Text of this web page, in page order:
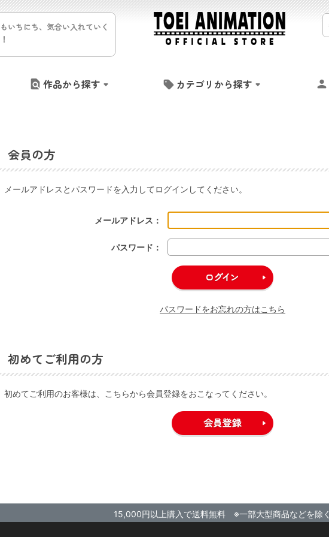
いちにち、気合い入れていく
作品から探す カテゴリから探す
会員の方
メールアドレスとパスワードを入力してログインしてください。
メールアドレス：
パスワード：
パスワードをお忘れの方はこちら
初めてご利用の方
初めてご利用のお客様は、こちらから会員登録をおこなってください。
15,000円以上購入で送料無料 ※一部大型商品などを除く